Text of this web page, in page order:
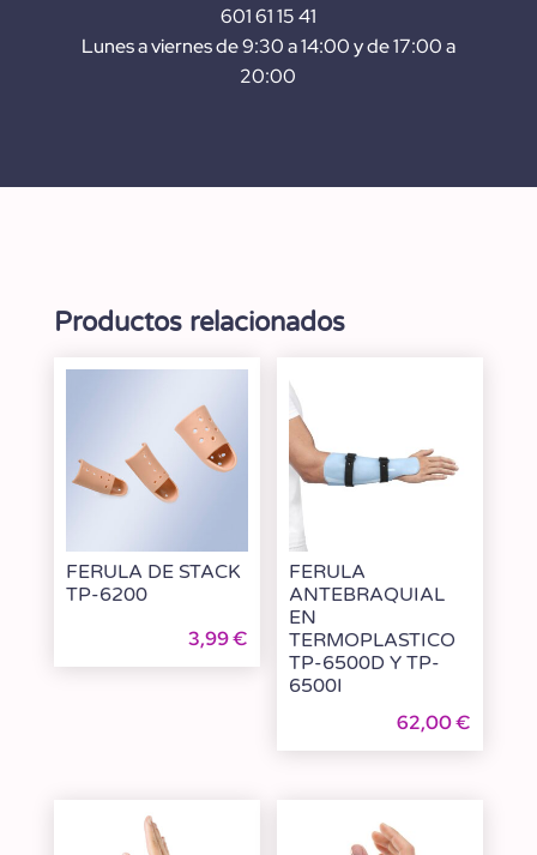
601 61 15 41
Lunes a viernes de 9:30 a 14:00 y de 17:00 a
20:00
Productos relacionados
FERULA DE STACK
TP-6200
3,99€
FERULA
ANTEBRAQUIAL
EN
TERMOPLASTICO
TP-6500D Y TP-
6500I
62,00€